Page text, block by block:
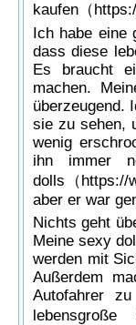
kaufen（
Ich habe eine
dass diese
Es braucht
machen.
überzeugend.
sie zu sehen,
wenig
ihn immer
dolls（https://
aber er war
Nichts geht
Meine sexy
werden mit
Außerdem
Autofahrer